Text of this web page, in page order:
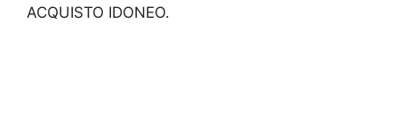
ACQUISTO IDONEO.